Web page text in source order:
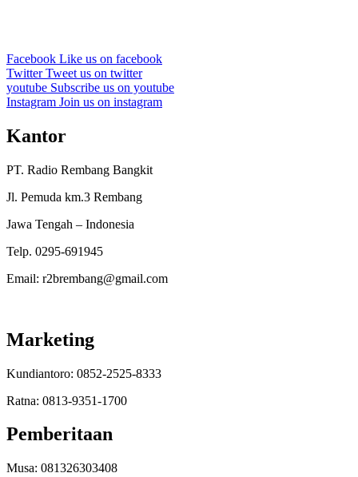
Facebook Like us on facebook
TwitterTweet us on twitter
youtube Subscribe us on youtube
Instagram Join us on instagram
Kantor
PT. Radio Rembang Bangkit
Jl. Pemuda km.3 Rembang
Jawa Tengah – Indonesia
Telp. 0295-691945
Email: r2brembang@gmail.com
Marketing
Kundiantoro: 0852-2525-8333
Ratna: 0813-9351-1700
Pemberitaan
Musa: 081326303408